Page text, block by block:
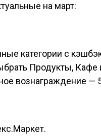
на март:
категории с
Продукты, Кафе
вознаграждение —